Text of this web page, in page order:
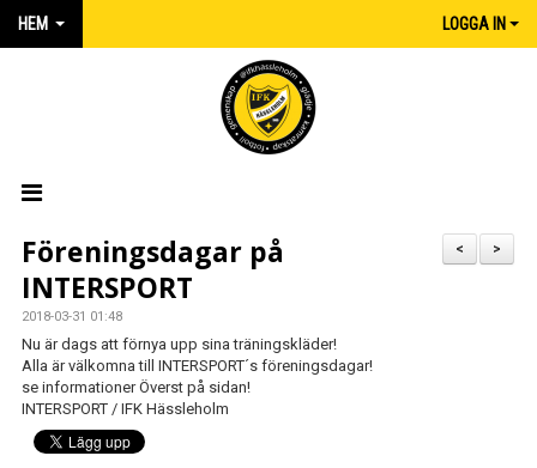
HEM LOGGA IN
HEM
NYHETER
MATCHER
KALENDER
IFK:AREN
>
<
Föreningsdagar på
INTERSPORT
2018-03-31 01:48
Nu är dags att förnya upp sina träningskläder!
Alla är välkomna till INTERSPORT´s föreningsdagar!
se informationer Överst på sidan!
INTERSPORT / IFK Hässleholm